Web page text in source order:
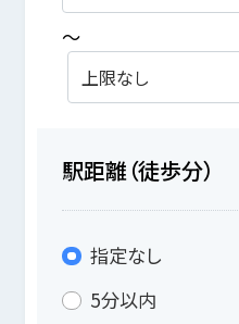
～
駅距離（徒歩分）
指定なし
5分以内